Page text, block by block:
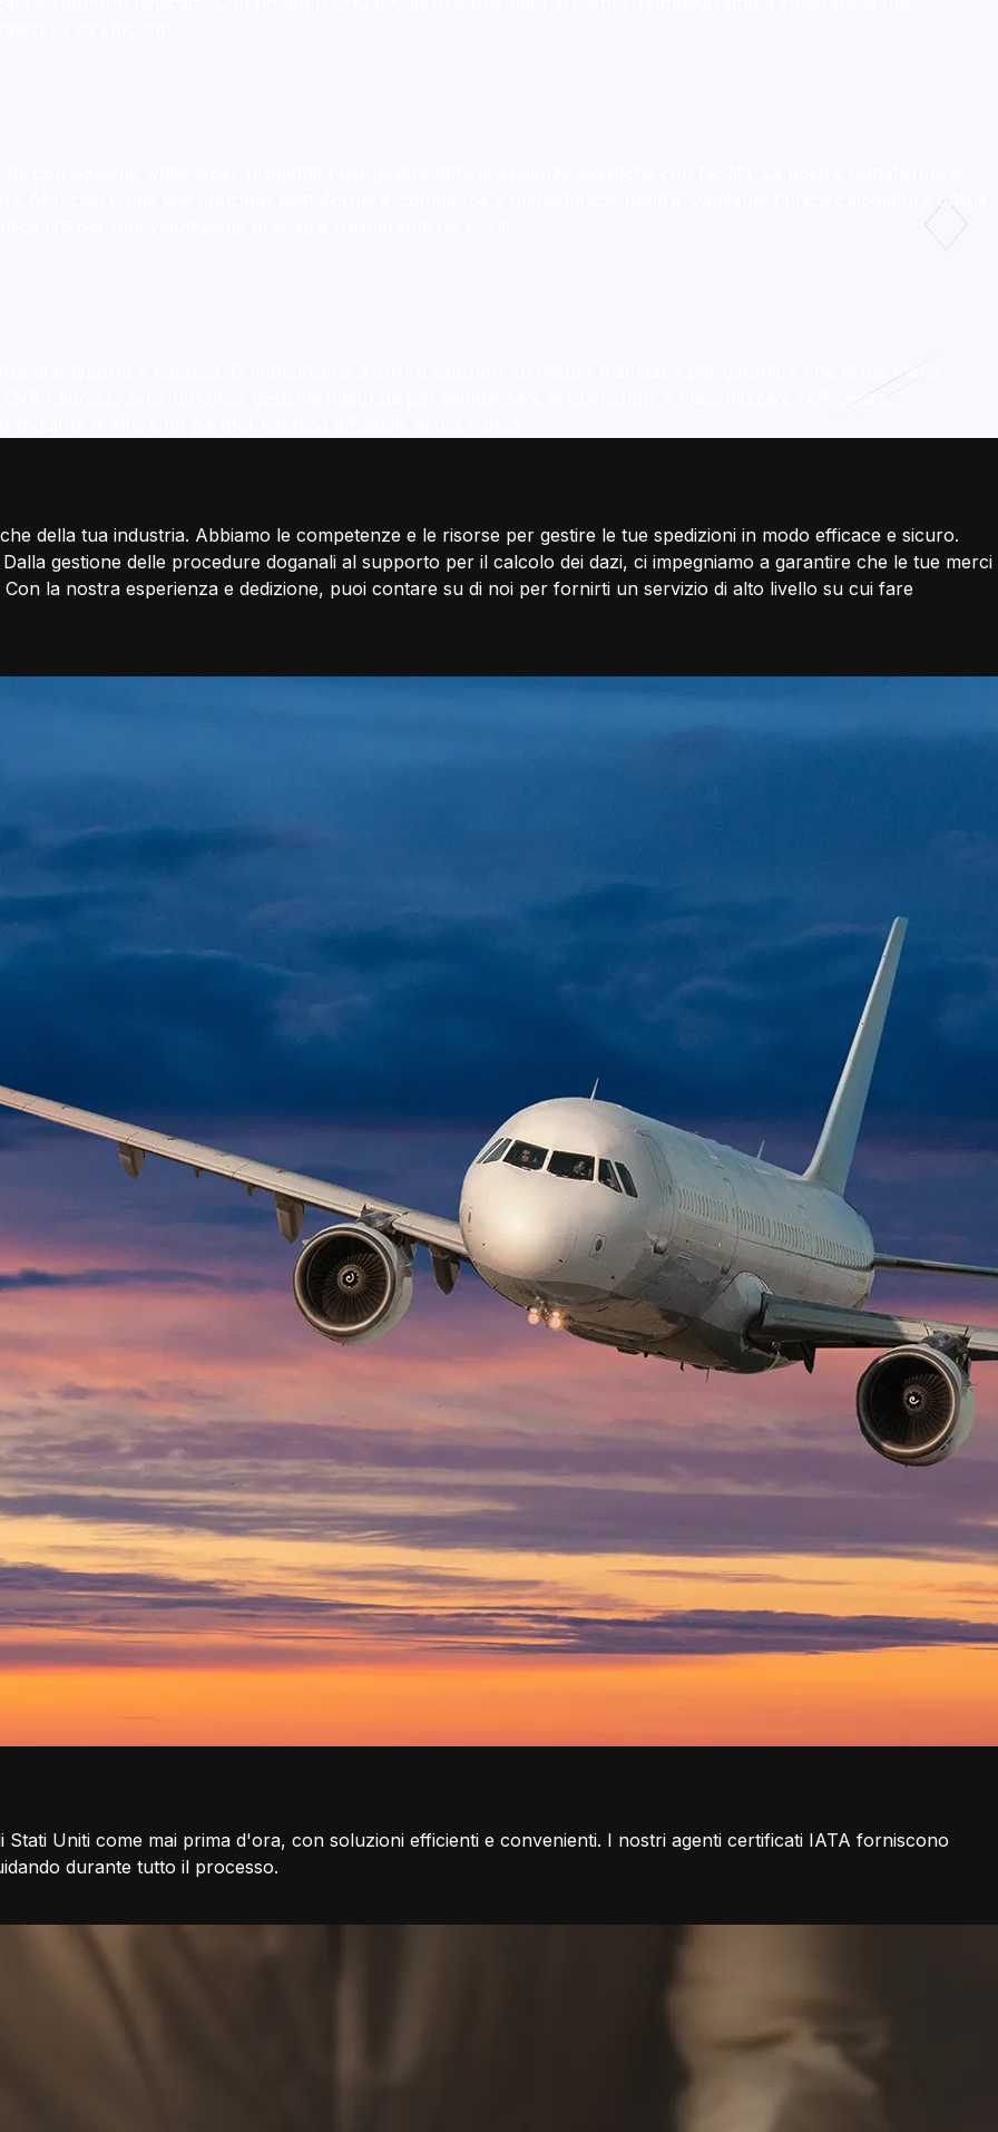
evolve
speciali, magazzinaggio e
con opzione white label, progettata per gestire tutte le esigenze logistiche con facilità. La nostra piattaforma si
API, così come alle principali piattaforme e-commerce e marketplace. Inoltre, vantiamo l'unico calcolatore online
HS per una valutazione precisa e trasparente dei costi.
di trasporto e logistica. Ci impegniamo a offrirti soluzioni su misura e affidabili per garantire che le tue merci
Express, avrai un'unica gestione integrata per semplificare le operazioni e massimizzare l'efficienza,
della tua industria. Abbiamo le competenze e le risorse per gestire le tue spedizioni in modo efficace e sicuro.
gestione delle procedure doganali al supporto per il calcolo dei dazi, ci impegniamo a garantire che le tue merci
la nostra esperienza e dedizione, puoi contare su di noi per fornirti un servizio di alto livello su cui fare
Uniti come mai prima d'ora, con soluzioni efficienti e convenienti. I nostri agenti certificati IATA forniscono
durante tutto il processo.